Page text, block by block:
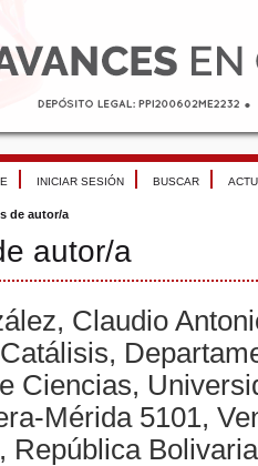
INICIAR SESIÓN BUSCAR
de autor/a
autor/a
Claudio
Ciencias,
Mérida 5101,
República